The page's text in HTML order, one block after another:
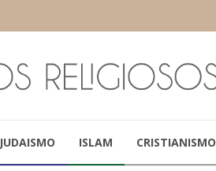
JUDAISMO ISLAM CRISTIANISMO